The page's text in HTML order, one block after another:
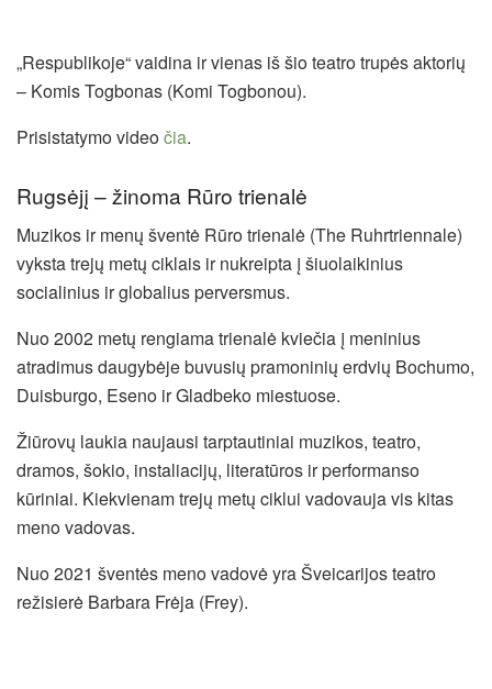
„Respublikoje“ vaidina ir vienas iš šio teatro trupės aktorių
– Komis Togbonas (Komi Togbonou).
Prisistatymo videočia.
Rugsėjį – žinoma Rūro trienalė
Muzikos ir menų šventė Rūro trienalė (The Ruhrtriennale)
vyksta trejų metų ciklais ir nukreipta į šiuolaikinius
socialinius ir globalius perversmus.
Nuo 2002 metų rengiama trienalė kviečia į meninius
atradimus daugybėje buvusių pramoninių erdvių Bochumo,
Duisburgo, Eseno ir Gladbeko miestuose.
Žiūrovų laukia naujausi tarptautiniai muzikos, teatro,
dramos, šokio, instaliacijų, literatūros ir performanso
kūriniai. Kiekvienam trejų metų ciklui vadovauja vis kitas
meno vadovas.
Nuo 2021 šventės meno vadovė yra Šveicarijos teatro
režisierė Barbara Frėja (Frey).